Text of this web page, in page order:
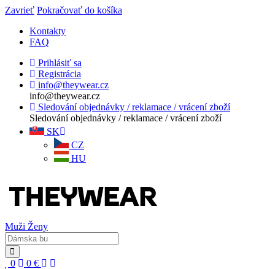
Zavrieť Pokračovať do košíka
Kontakty
FAQ
Prihlásiť sa
Registrácia
info@theywear.cz
info@theywear.cz
Sledování objednávky / reklamace / vrácení zboží
Sledování objednávky / reklamace / vrácení zboží
SK
CZ
HU
Muži Ženy
0 0 €